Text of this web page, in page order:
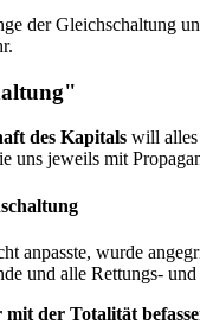
der Gleichschaltung
des Kapitals will alles
uns jeweils mit
anpasste, wurde
und alle Rettungs-
der Totalität